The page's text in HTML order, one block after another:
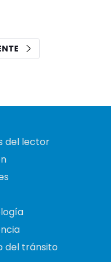
del lector
del tránsito